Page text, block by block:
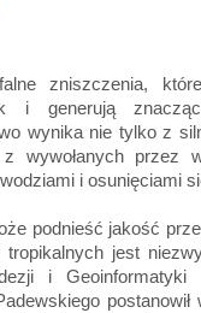
zniszczenia,
i generują
wynika nie tylko z
wywołanych przez
i osunięciami
podnieść jakość
jest
i Geoinformatyki